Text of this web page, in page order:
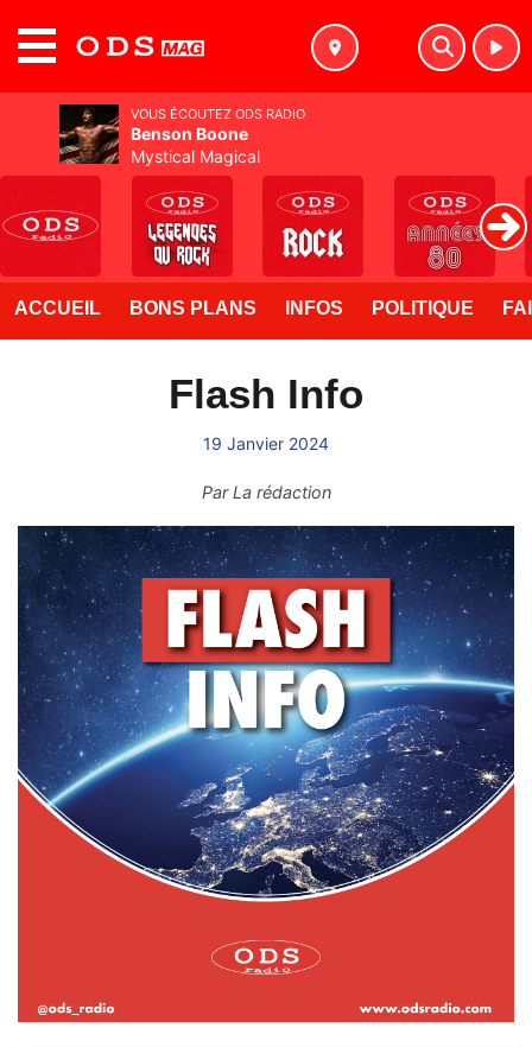
ACCUEIL BONS PLANS INFOS POLITIQUE
Flash Info
19 Janvier 2024
ParLa rédaction
VOUS ÉCOUTEZ ODS RADIO
Benson Boone
Mystical Magical